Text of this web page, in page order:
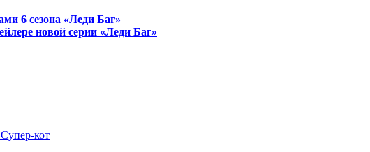
6 сезона «Леди Баг»
новой серии «Леди Баг»
кот